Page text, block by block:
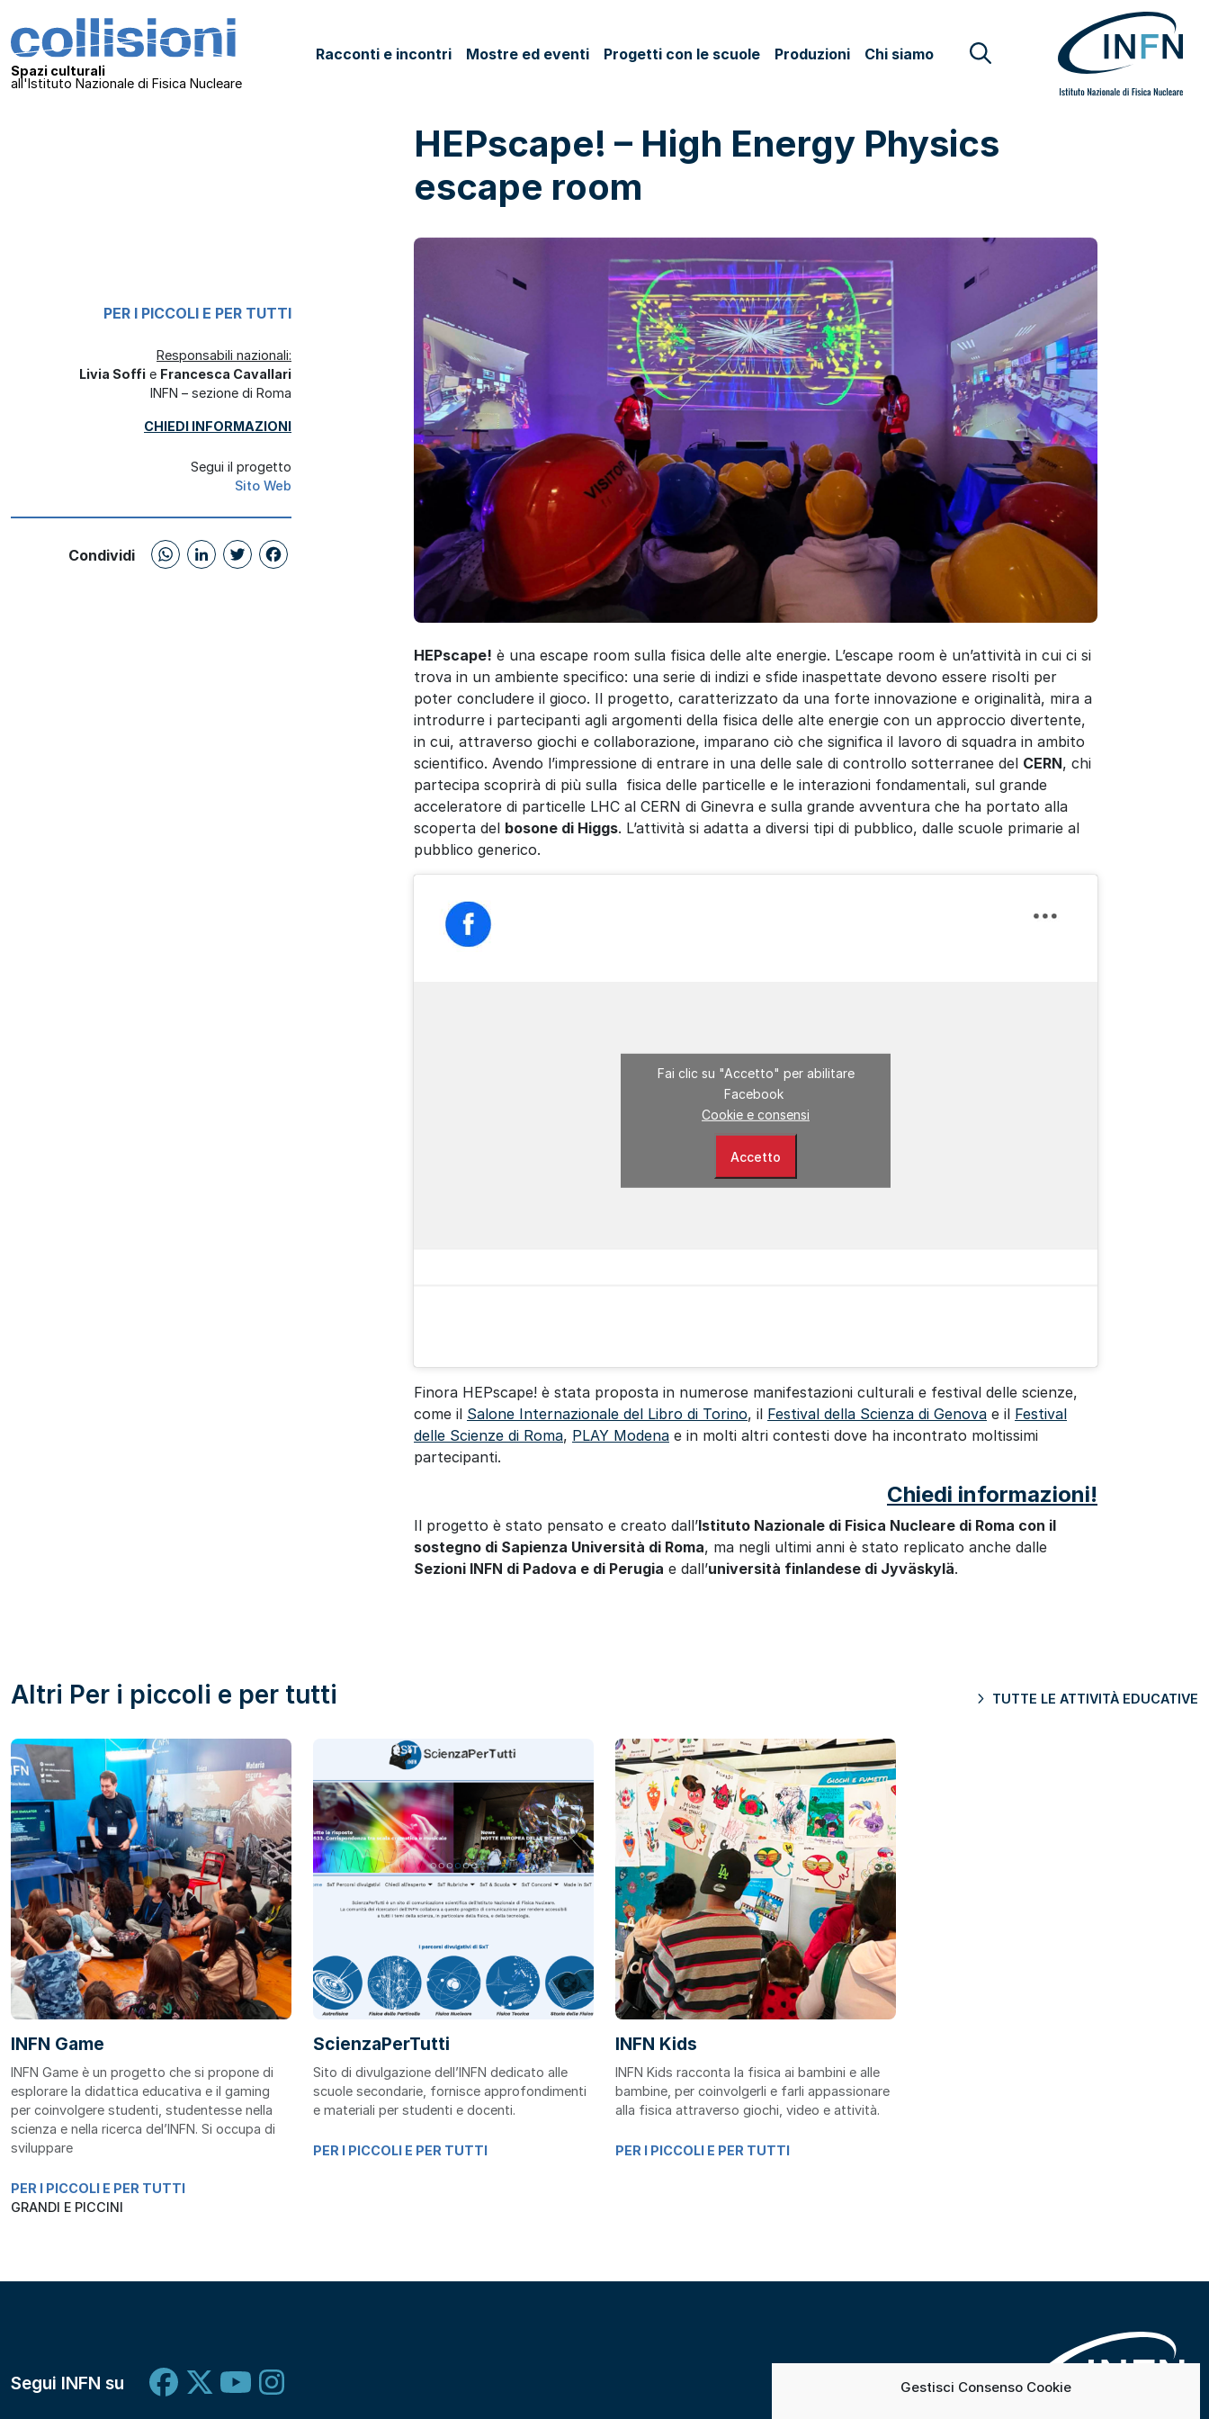
Gestisci Consenso Cookie
Navigazione principale
Collisioni – INFN
Spazi culturali
all'Istituto Nazionale di Fisica Nucleare
Racconti e incontri Mostre ed eventi Progetti con le scuole Produzioni Chi siamo
HEPscape! – High Energy Physics
escape room
PER I PICCOLI E PER TUTTI
Responsabili nazionali:
Livia Soffi e Francesca Cavallari
INFN – sezione di Roma
CHIEDI INFORMAZIONI
Segui il progetto
Sito Web
Condividi WhatsApp
LinkedIn
TwitterFacebook
HEPscape! è una escape room sulla fisica delle alte energie. L’escape room è un’attività in cui ci si
trova in un ambiente specifico: una serie di indizi e sfide inaspettate devono essere risolti per
poter concludere il gioco. Il progetto, caratterizzato da una forte innovazione e originalità, mira a
introdurre i partecipanti agli argomenti della fisica delle alte energie con un approccio divertente,
in cui, attraverso giochi e collaborazione, imparano ciò che significa il lavoro di squadra in ambito
scientifico. Avendo l’impressione di entrare in una delle sale di controllo sotterranee del CERN, chi
partecipa scoprirà di più sulla fisica delle particelle e le interazioni fondamentali, sul grande
acceleratore di particelle LHC al CERN di Ginevra e sulla grande avventura che ha portato alla
scoperta del bosone di Higgs. L’attività si adatta a diversi tipi di pubblico, dalle scuole primarie al
pubblico generico.
Fai clic su "Accetto" per abilitare
Facebook
Cookie e consensi
Accetto
Finora HEPscape! è stata proposta in numerose manifestazioni culturali e festival delle scienze,
come il Salone Internazionale del Libro di Torino, il Festival della Scienza di Genova e il Festival
delle Scienze di Roma, PLAY Modena e in molti altri contesti dove ha incontrato moltissimi
partecipanti.
Chiedi informazioni!
Il progetto è stato pensato e creato dall’Istituto Nazionale di Fisica Nucleare di Roma con il
sostegno di Sapienza Università di Roma, ma negli ultimi anni è stato replicato anche dalle
Sezioni INFN di Padova e di Perugia e dall’università finlandese di Jyväskylä.
Altri Per i piccoli e per tutti TUTTE LE ATTIVITÀ EDUCATIVE
INFN Game
INFN Game è un progetto che si propone di
esplorare la didattica educativa e il gaming
per coinvolgere studenti, studentesse nella
scienza e nella ricerca del’INFN. Si occupa di
sviluppare
PER I PICCOLI E PER TUTTI
GRANDI E PICCINI
ScienzaPerTutti
Sito di divulgazione dell’INFN dedicato alle
scuole secondarie, fornisce approfondimenti
e materiali per studenti e docenti.
PER I PICCOLI E PER TUTTI
INFN Kids
INFN Kids racconta la fisica ai bambini e alle
bambine, per coinvolgerli e farli appassionare
alla fisica attraverso giochi, video e attività.
PER I PICCOLI E PER TUTTI
Segui INFN su